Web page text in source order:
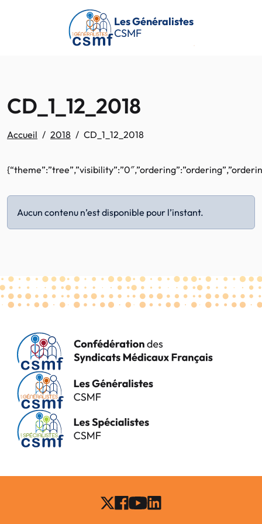
Passer au contenu principal
Les Généralistes
CSMF
CD_1_12_2018
Accueil 2018 CD_1_12_2018
Aucun contenu n’est disponible pour l’instant.